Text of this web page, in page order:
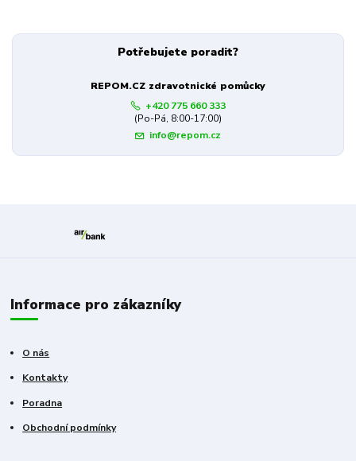
Potřebujete poradit?
REPOM.CZ zdravotnické pomůcky
+420 775 660 333
(Po-Pá, 8:00-17:00)
info@repom.cz
Informace pro zákazníky
O nás
Kontakty
Poradna
Obchodní podmínky